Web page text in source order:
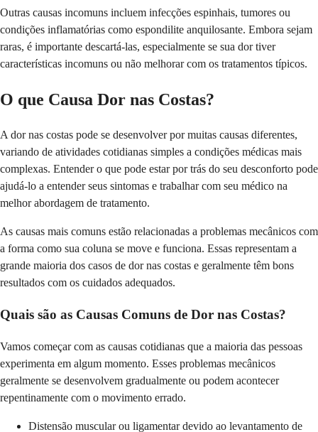
Outras causas incomuns incluem infecções espinhais, tumores ou
condições inflamatórias como espondilite anquilosante. Embora sejam
raras, é importante descartá-las, especialmente se sua dor tiver
características incomuns ou não melhorar com os tratamentos típicos.
O que Causa Dor nas Costas?
A dor nas costas pode se desenvolver por muitas causas diferentes,
variando de atividades cotidianas simples a condições médicas mais
complexas. Entender o que pode estar por trás do seu desconforto pode
ajudá-lo a entender seus sintomas e trabalhar com seu médico na
melhor abordagem de tratamento.
As causas mais comuns estão relacionadas a problemas mecânicos com
a forma como sua coluna se move e funciona. Essas representam a
grande maioria dos casos de dor nas costas e geralmente têm bons
resultados com os cuidados adequados.
Quais são as Causas Comuns de Dor nas Costas?
Vamos começar com as causas cotidianas que a maioria das pessoas
experimenta em algum momento. Esses problemas mecânicos
geralmente se desenvolvem gradualmente ou podem acontecer
repentinamente com o movimento errado.
Distensão muscular ou ligamentar devido ao levantamento de